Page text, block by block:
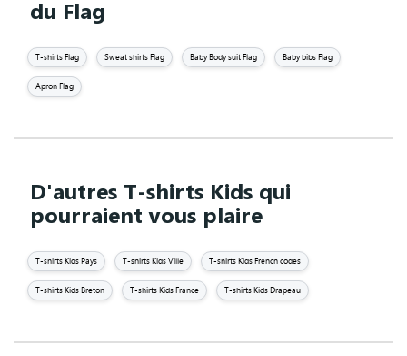
du Flag
T-shirts Flag Sweat shirts Flag Baby Body suit Flag Baby bibs Flag
Apron Flag
D'autres T-shirts Kids qui
pourraient vous plaire
T-shirts Kids Pays T-shirts Kids Ville T-shirts Kids French codes
T-shirts Kids Breton T-shirts Kids France T-shirts Kids Drapeau